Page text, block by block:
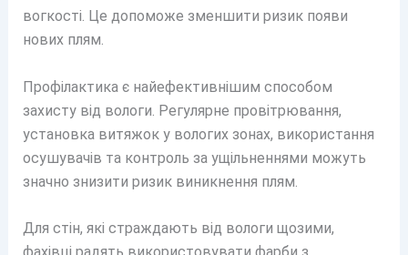
вогкості. Це допоможе зменшити ризик появи
нових плям.
Профілактика є найефективнішим способом
захисту від вологи. Регулярне провітрювання,
установка витяжок у вологих зонах, використання
осушувачів та контроль за ущільненнями можуть
значно знизити ризик виникнення плям.
Для стін, які страждають від вологи щозими,